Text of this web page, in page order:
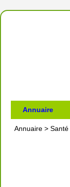
Annuaire
Annuaire > Santé